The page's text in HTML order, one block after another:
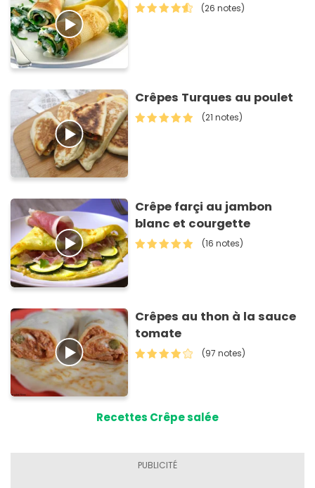
(26 notes)
Crêpes Turques au poulet
(21 notes)
Crêpe farçi au jambon
blanc et courgette
(16 notes)
Crêpes au thon à la sauce
tomate
(97 notes)
Recettes Crêpe salée